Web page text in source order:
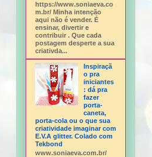
https://www.soniaeva.co
m.br/ Minha intenção
aqui não é vender. É
ensinar, divertir e
contribuir . Que cada
postagem desperte a sua
criativda...
Inspiraçã
o pra
iniciantes
: dá pra
fazer
porta-
caneta,
porta-cola ou o que sua
criatividade imaginar com
E.V.A glitter. Colado com
Tekbond
www.soniaeva.com.br/